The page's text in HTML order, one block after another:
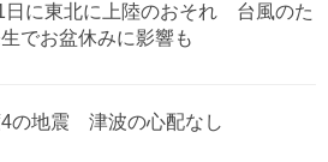
日に東北に上陸のおそれ 台風のた
でお盆休みに影響も
の地震 津波の心配なし